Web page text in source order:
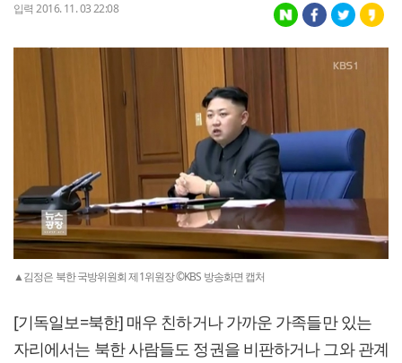
입력 2016. 11. 03 22:08
▲김정은 북한 국방위원회 제1위원장 ©KBS 방송화면 캡처
[기독일보=북한] 매우 친하거나 가까운 가족들만 있는
자리에서는 북한 사람들도 정권을 비판하거나 그와 관계